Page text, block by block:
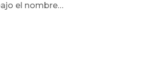
el nombre…